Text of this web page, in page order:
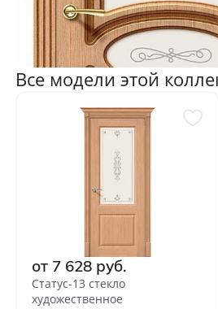
Все модели этой
от 7 628 руб.
Статус-13 стекло
художественное